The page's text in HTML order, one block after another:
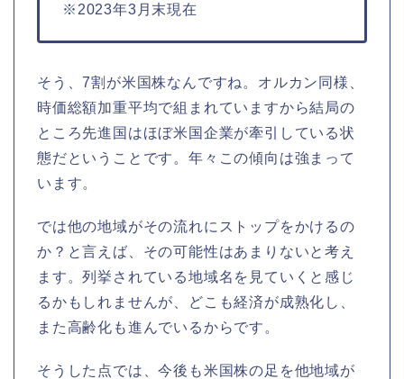
※2023年3月末現在
そう、7割が米国株なんですね。オルカン同様、
時価総額加重平均で組まれていますから結局の
ところ先進国はほぼ米国企業が牽引している状
態だということです。年々この傾向は強まって
います。
では他の地域がその流れにストップをかけるの
か？と言えば、その可能性はあまりないと考え
ます。列挙されている地域名を見ていくと感じ
るかもしれませんが、どこも経済が成熟化し、
また高齢化も進んでいるからです。
そうした点では、今後も米国株の足を他地域が